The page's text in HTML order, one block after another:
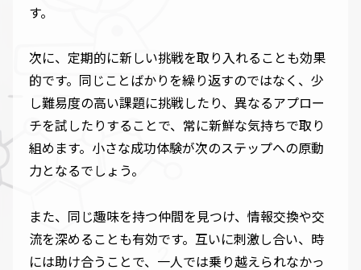
す。
次に、定期的に新しい挑戦を取り入れることも効果
的です。同じことばかりを繰り返すのではなく、少
し難易度の高い課題に挑戦したり、異なるアプロー
チを試したりすることで、常に新鮮な気持ちで取り
組めます。小さな成功体験が次のステップへの原動
力となるでしょう。
また、同じ趣味を持つ仲間を見つけ、情報交換や交
流を深めることも有効です。互いに刺激し合い、時
には助け合うことで、一人では乗り越えられなかっ